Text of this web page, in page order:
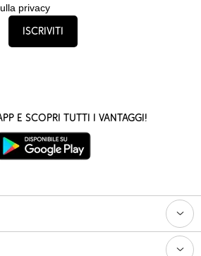
privacy
Iscriviti
e scopri tutti i vantaggi!